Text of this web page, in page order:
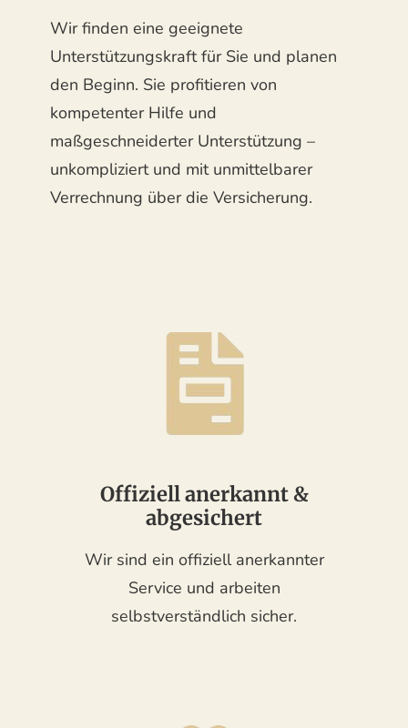
Wir finden eine geeignete
Unterstützungskraft für Sie und planen
den Beginn. Sie profitieren von
kompetenter Hilfe und
maßgeschneiderter Unterstützung –
unkompliziert und mit unmittelbarer
Verrechnung über die Versicherung.
Offiziell anerkannt &
abgesichert
Wir sind ein offiziell anerkannter
Service und arbeiten
selbstverständlich sicher.